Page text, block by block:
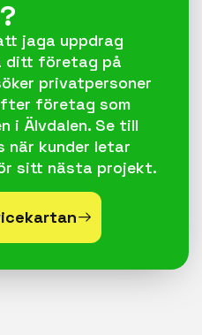
jaga uppdrag
ditt företag på
privatpersoner
företag som
i Älvdalen. Se till
kunder letar
sitt nästa projekt.